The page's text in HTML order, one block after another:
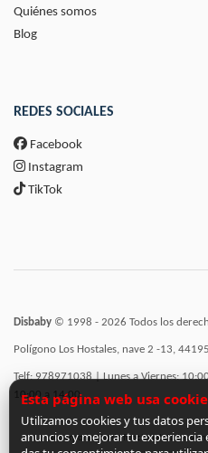
Quiénes somos
Blog
REDES SOCIALES
Facebook
Instagram
TikTok
Disbaby © 1998 - 2026 Todos los
Polígono Los Hostales, nave 2 -13,
Telf: 978971038 | Lunes a Viernes:
10:00 a 14:00
Incorporación de funcionalidades
Esta página web usa
Utilizamos cookies y tus datos
anuncios y mejorar tu experiencia